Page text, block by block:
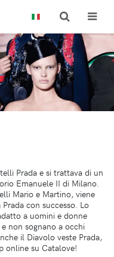
Prada e si trattava di un
Emanuele II di Milano.
Mario e Martino, viene
con successo. Lo
a uomini e donne
non sognano a occhi
il Diavolo veste Prada,
online su Catalove!